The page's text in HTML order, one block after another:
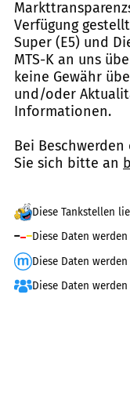
Verfügung
Super (E5) und
MTS-K an uns
keine Gewähr
und/oder
Informationen.
Bei
Sie sich bitte an
Diese Tankstellen
Diese Daten
Diese Daten
Diese Daten